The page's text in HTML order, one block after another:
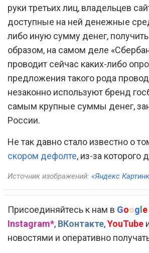
руки третьих лиц, владельцев
доступные на ней денежные
либо иную сумму денег,
образом, на самом деле
проводит сейчас каких-либо
предложения такого рода
незаконно используют бренд
самым крупные суммы денег,
России.
Не так давно стало известно о
скором дефолте, из-за которого
Источник изображений: «Яндекс
Присоединяйтесь к нам в Goog e
Instagram*, ВКонтакте,YouTube
новостями и оперативно